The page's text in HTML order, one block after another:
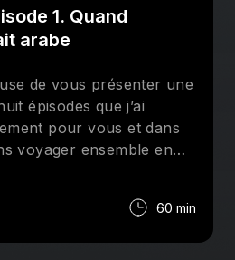
1. Quand
arabe
de vous présenter une
épisodes que j’ai
pour vous et dans
voyager ensemble en
du VIIIᵉ siècle jusqu’à
passe sous domination
60 min